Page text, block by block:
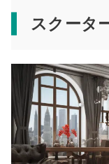
スクータ